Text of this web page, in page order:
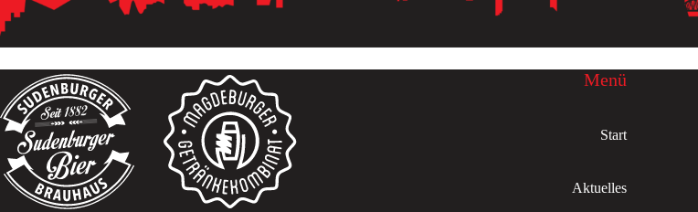
Menü
Start
Aktuelles